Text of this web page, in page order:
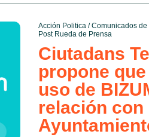
Acción Politica/Comunicados de
Post Rueda de Prensa
Ciutadans
propone
uso de
relación con